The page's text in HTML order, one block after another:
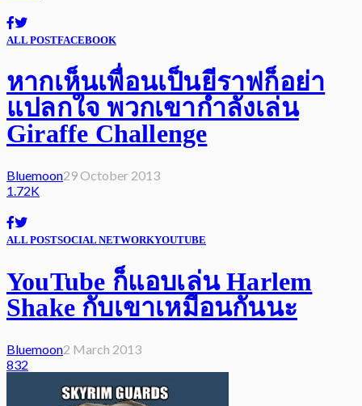
ALL POSTFACEBOOK
หากเห็นเพื่อนเป็นยีราฟก็อย่า
แปลกใจ พวกเขากำลังเล่น
Giraffe Challenge
Bluemoon29 October 2013
1.72K
ALL POSTSOCIAL NETWORKYOUTUBE
YouTube ก็แอบเล่น Harlem
Shake กับเขาเหมือนกันนะ
Bluemoon2 March 2013
832